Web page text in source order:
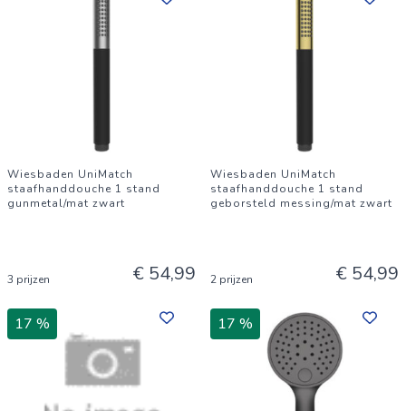
Wiesbaden UniMatch
staafhanddouche 1 stand
gunmetal/mat zwart
3 prijzen € 54,99
Wiesbaden UniMatch
staafhanddouche 1 stand
geborsteld messing/mat zwart
2 prijzen € 54,99
17 % 17 %